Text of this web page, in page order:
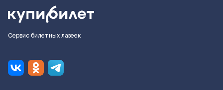
Сервис билетных лазеек